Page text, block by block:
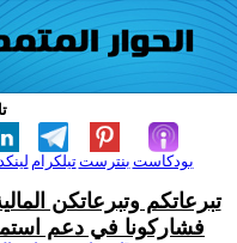
تيلكرامبنترست بودكاست
تبرعاتكم وتبرعاتكن
فشاركونا في دعم